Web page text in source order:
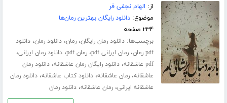
از: الهام نجفی فر
موضوع:دانلود رایگان بهترین رمان‌ها
۲۳۴ صفحه
برچسب‌ها:دانلود رمان رایگان،رمان،دانلود رمان،دانلود
pdf رمان
،رمان ایرانی pdf ،رمان pdf ،دانلود رمان ایرانی،
pdf عاشقانه ،دانلود رایگان رمان عاشقانه،دانلود رمان
عاشقانه،رمان عاشقانه،دانلود کتاب عاشقانه،دانلود رمان
عاشقانه ایرانی،رمان عاشقانه،دانلود رمان